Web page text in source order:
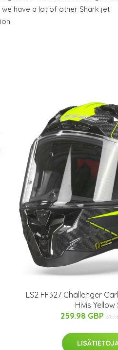
have a lot of other Shark jet
LS2 FF327 Challenger
Hivis Yellow
259.98 GBP